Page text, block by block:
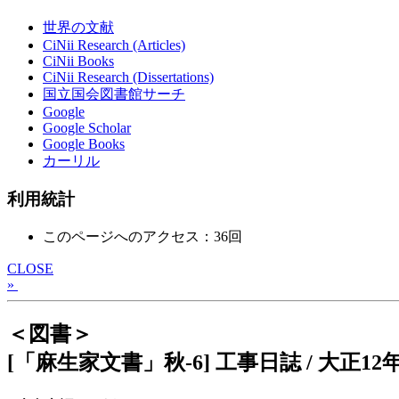
世界の文献
CiNii Research (Articles)
CiNii Books
CiNii Research (Dissertations)
国立国会図書館サーチ
Google
Google Scholar
Google Books
カーリル
利用統計
このページへのアクセス：36回
CLOSE
»
＜図書＞
[「麻生家文書」秋-6] 工事日誌 / 大正12